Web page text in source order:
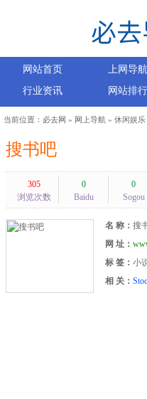
网站首页 上网导航
行业资讯
网站排行
当前位置： 必去网 » 网上导航 » 休闲娱乐
搜书吧
305
浏览次数
0
Baidu
0
Sogou
名 称： 搜
网 址：
标 签： 小
相 关：